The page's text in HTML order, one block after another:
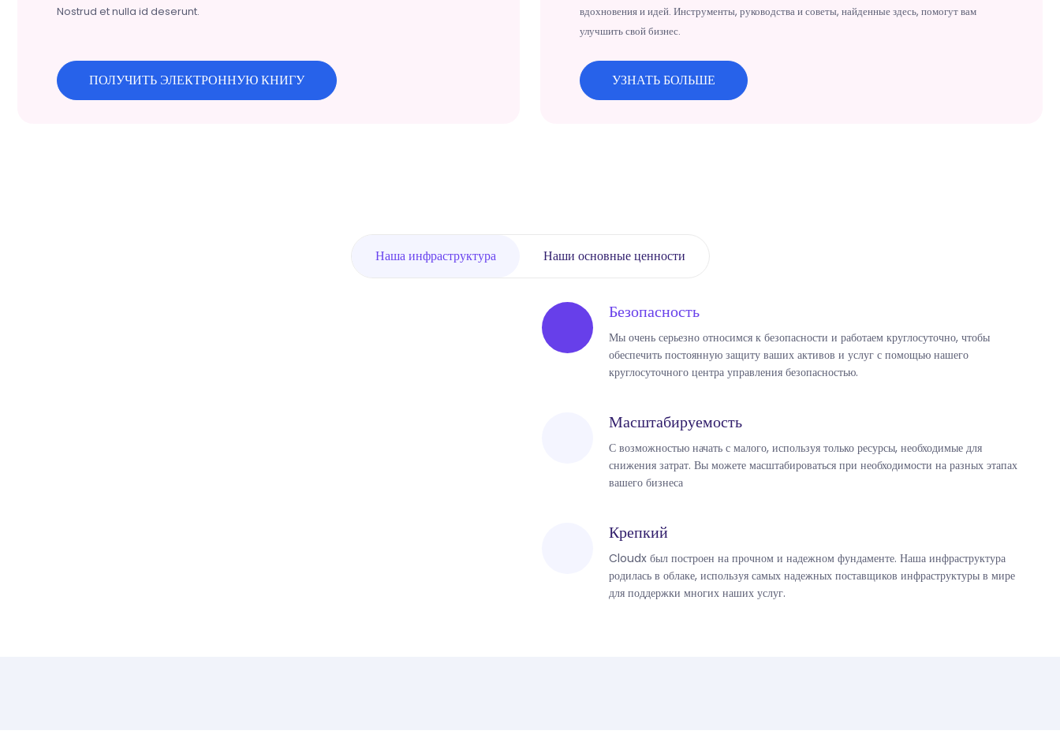
Nostrud et nulla id deserunt.
ПОЛУЧИТЬ ЭЛЕКТРОННУЮ КНИГУ
вдохновения и идей. Инструменты, руководства и советы, найденные здесь, помогут вам
улучшить свой бизнес.
УЗНАТЬ БОЛЬШЕ
Наша инфраструктура Наши основные ценности
Безопасность
Мы очень серьезно относимся к безопасности и работаем круглосуточно, чтобы
обеспечить постоянную защиту ваших активов и услуг с помощью нашего
круглосуточного центра управления безопасностью.
Масштабируемость
С возможностью начать с малого, используя только ресурсы, необходимые для
снижения затрат. Вы можете масштабироваться при необходимости на разных этапах
вашего бизнеса
Крепкий
Cloudx был построен на прочном и надежном фундаменте. Наша инфраструктура
родилась в облаке, используя самых надежных поставщиков инфраструктуры в мире
для поддержки многих наших услуг.